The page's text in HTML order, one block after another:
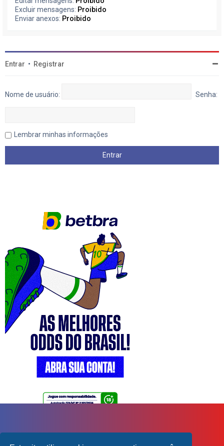
Excluir mensagens: Proibido
Enviar anexos: Proibido
Entrar • Registrar
Nome de usuário: Senha:
Lembrar minhas informações